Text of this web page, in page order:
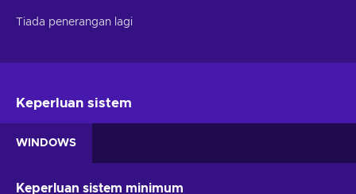
Tiada penerangan lagi
Keperluan sistem
WINDOWS
Keperluan sistem minimum